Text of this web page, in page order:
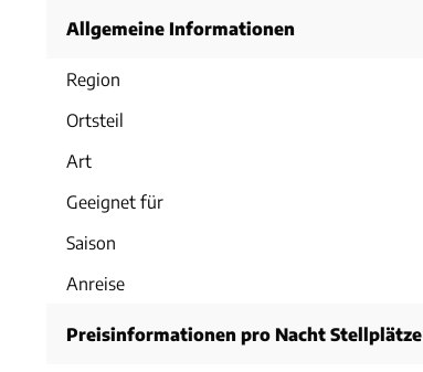
Allgemeine Informationen
Region
Ortsteil
Art
Geeignet für
Saison
Anreise
Preisinformationen pro Nacht Stellplätze